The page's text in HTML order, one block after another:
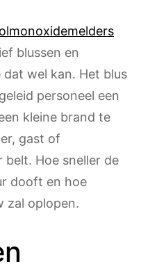
blussen en
wel kan. Het blus
personeel een
​​kleine brand te
gast of
Hoe sneller de
dooft en hoe
zal oplopen.